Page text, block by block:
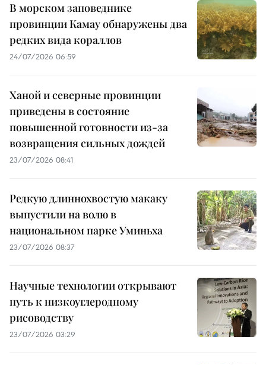
В морском заповеднике
провинции Камау обнаружены два
редких вида кораллов
24/07/2026 06:59
Ханой и северные провинции
приведены в состояние
повышенной готовности из-за
возвращения сильных дождей
23/07/2026 08:41
Редкую длиннохвостую макаку
выпустили на волю в
национальном парке Уминьха
23/07/2026 08:37
Научные технологии открывают
путь к низкоуглеродному
рисоводству
23/07/2026 03:29